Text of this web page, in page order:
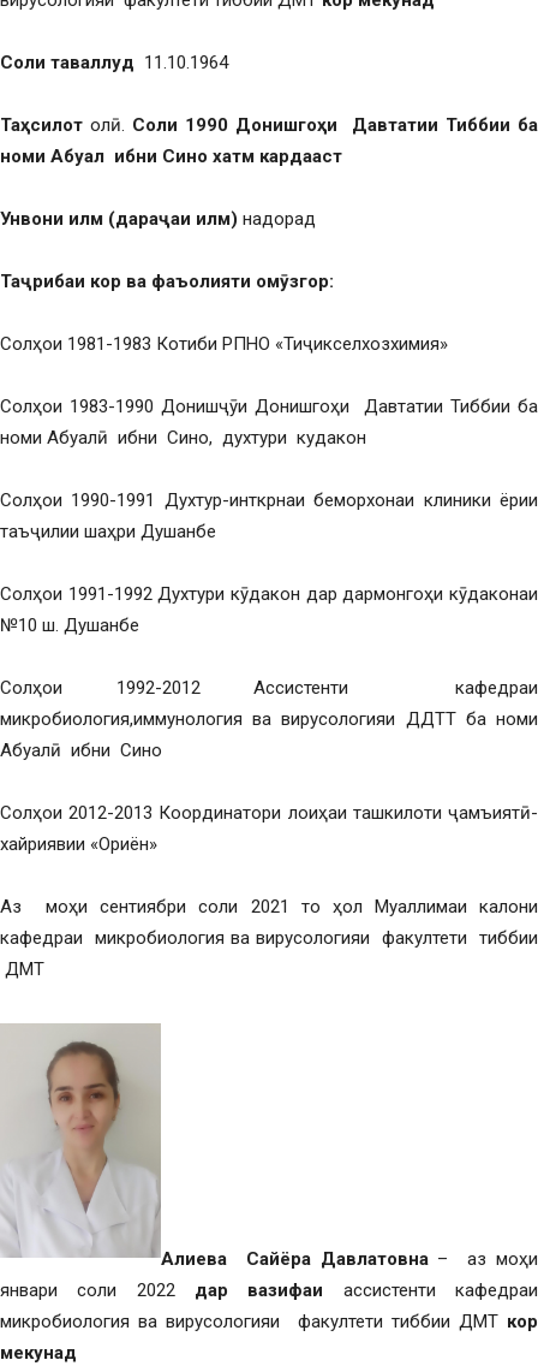
Соли таваллуд 11.10.1964
Таҳсилот олӣ. Соли 1990 Донишгоҳи Давтатии Тиббии ба
номи Абуал ибни Сино хатм кардааст
Унвони илм (дараҷаи илм) надорад
Таҷрибаи кор ва фаъолияти омӯзгор:
Солҳои 1981-1983 Котиби РПНО «Тиҷикселхозхимия»
Солҳои 1983-1990 Донишҷӯи Донишгоҳи Давтатии Тиббии ба
номи Абуалӣ ибни Сино, духтури кудакон
Солҳои 1990-1991 Духтур-инткрнаи беморхонаи клиники ёрии
таъҷилии шаҳри Душанбе
Солҳои 1991-1992 Духтури кӯдакон дар дармонгоҳи кӯдаконаи
№10 ш. Душанбе
Солҳои 1992-2012 Ассистенти кафедраи
микробиология,иммунология ва вирусологияи ДДТТ ба номи
Абуалӣ ибни Сино
Солҳои 2012-2013 Координатори лоиҳаи ташкилоти ҷамъиятӣ-
хайриявии «Ориён»
Аз моҳи сентиябри соли 2021 то ҳол Муаллимаи калони
кафедраи микробиология ва вирусологияи факултети тиббии
ДМТ
Алиева Сайёра Давлатовна– аз моҳи
январи соли 2022 дар вазифаи ассистенти кафедраи
микробиология ва вирусологияи факултети тиббии ДМТ кор
мекунад